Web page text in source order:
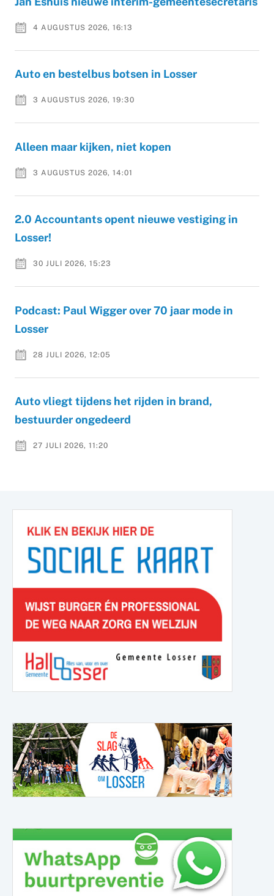
4 AUGUSTUS 2026, 16:13
Auto en bestelbus botsen in Losser
3 AUGUSTUS 2026, 19:30
Alleen maar kijken, niet kopen
3 AUGUSTUS 2026, 14:01
2.0 Accountants opent nieuwe vestiging in
Losser!
30 JULI 2026, 15:23
Podcast: Paul Wigger over 70 jaar mode in
Losser
28 JULI 2026, 12:05
Auto vliegt tijdens het rijden in brand,
bestuurder ongedeerd
27 JULI 2026, 11:20